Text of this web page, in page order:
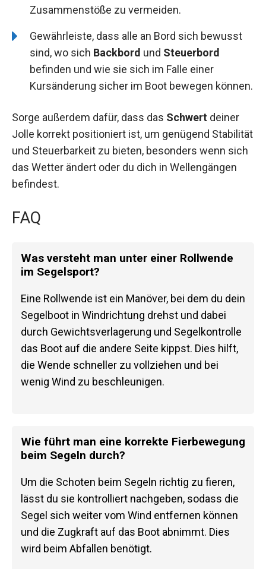
Zusammenstöße zu vermeiden.
Gewährleiste, dass alle an Bord sich bewusst
sind, wo sich Backbord und Steuerbord
befinden und wie sie sich im Falle einer
Kursänderung sicher im Boot bewegen können.
Sorge außerdem dafür, dass das Schwert deiner
Jolle korrekt positioniert ist, um genügend Stabilität
und Steuerbarkeit zu bieten, besonders wenn sich
das Wetter ändert oder du dich in Wellengängen
befindest.
FAQ
Was versteht man unter einer Rollwende
im Segelsport?
Eine Rollwende ist ein Manöver, bei dem du dein
Segelboot in Windrichtung drehst und dabei
durch Gewichtsverlagerung und Segelkontrolle
das Boot auf die andere Seite kippst. Dies hilft,
die Wende schneller zu vollziehen und bei
wenig Wind zu beschleunigen.
Wie führt man eine korrekte Fierbewegung
beim Segeln durch?
Um die Schoten beim Segeln richtig zu fieren,
lässt du sie kontrolliert nachgeben, sodass die
Segel sich weiter vom Wind entfernen können
und die Zugkraft auf das Boot abnimmt. Dies
wird beim Abfallen benötigt.